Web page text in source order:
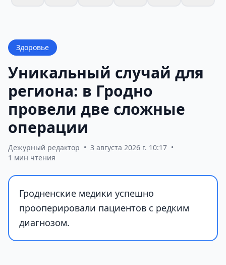
Здоровье
Уникальный случай для
региона: в Гродно
провели две сложные
операции
Дежурный редактор • 3 августа 2026 г. 10:17 •
1 мин чтения
Гродненские медики успешно
прооперировали пациентов с редким
диагнозом.